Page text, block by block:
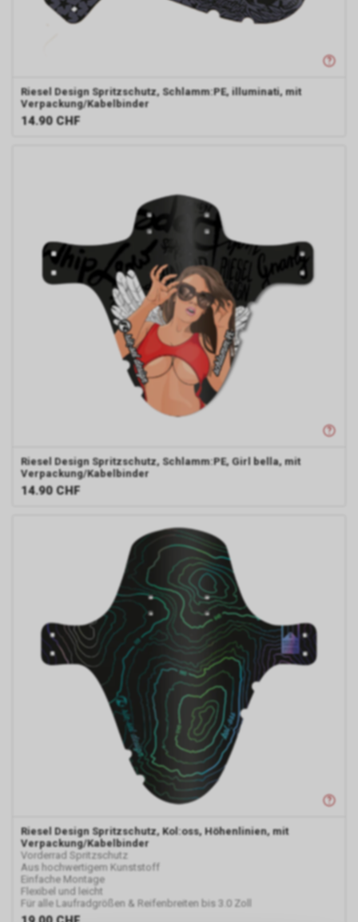
Riesel Design Spritzschutz, Schlamm:PE, illuminati, mit
Verpackung/Kabelbinder
14.90 CHF
Riesel Design Spritzschutz, Schlamm:PE, Girl bella, mit
Verpackung/Kabelbinder
14.90 CHF
Riesel Design Spritzschutz, Kol:oss, Höhenlinien, mit
Verpackung/Kabelbinder
Vorderrad Spritzschutz
Aus hochwertigem Kunststoff
Einfache Montage
Flexibel und leicht
Für alle Laufradgrößen & Reifenbreiten bis 3.0 Zoll